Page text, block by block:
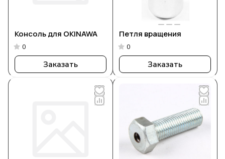
Консоль для OKINAWA
0
Заказать
Петля вращения
0
Заказать